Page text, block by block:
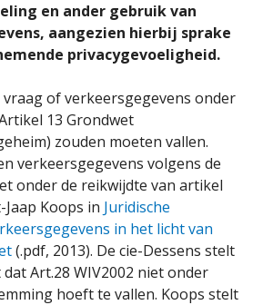
en ander gebruik van
aangezien hierbij sprake
privacygevoeligheid.
of verkeersgegevens onder
13 Grondwet
zouden moeten vallen.
verkeersgegevens volgens de
onder de reikwijdte van artikel
Jaap Koops in Juridische
in het licht van
(.pdf, 2013). De cie-Dessens stelt
Art.28 WIV2002 niet onder
hoeft te vallen. Koops stelt